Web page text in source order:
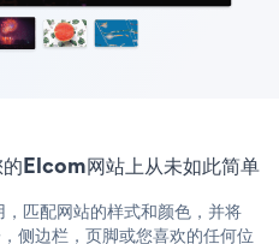
Elcom网站上从未如此简单
匹配网站的样式和颜色，并将
侧边栏，页脚或您喜欢的任何位